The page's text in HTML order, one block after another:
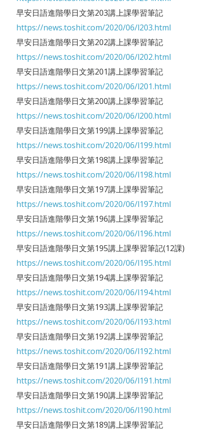
早安日語進階學日文第203講上課學習筆記
https://news.toshit.com/2020/06/l203.html
早安日語進階學日文第202講上課學習筆記
https://news.toshit.com/2020/06/l202.html
早安日語進階學日文第201講上課學習筆記
https://news.toshit.com/2020/06/l201.html
早安日語進階學日文第200講上課學習筆記
https://news.toshit.com/2020/06/l200.html
早安日語進階學日文第199講上課學習筆記
https://news.toshit.com/2020/06/l199.html
早安日語進階學日文第198講上課學習筆記
https://news.toshit.com/2020/06/l198.html
早安日語進階學日文第197講上課學習筆記
https://news.toshit.com/2020/06/l197.html
早安日語進階學日文第196講上課學習筆記
https://news.toshit.com/2020/06/l196.html
早安日語進階學日文第195講上課學習筆記(12課)
https://news.toshit.com/2020/06/l195.html
早安日語進階學日文第194講上課學習筆記
https://news.toshit.com/2020/06/l194.html
早安日語進階學日文第193講上課學習筆記
https://news.toshit.com/2020/06/l193.html
早安日語進階學日文第192講上課學習筆記
https://news.toshit.com/2020/06/l192.html
早安日語進階學日文第191講上課學習筆記
https://news.toshit.com/2020/06/l191.html
早安日語進階學日文第190講上課學習筆記
https://news.toshit.com/2020/06/l190.html
早安日語進階學日文第189講上課學習筆記